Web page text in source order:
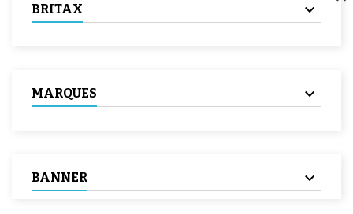
BRITAX
MARQUES
BANNER